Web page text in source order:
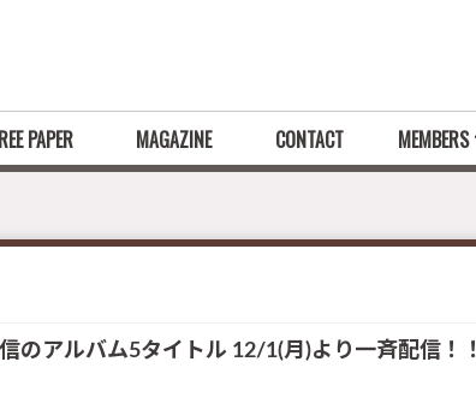
PAPER MAGAZINE CONTACT MEMBERS
のアルバム5タイトル 12/1(月)より一斉配信！！